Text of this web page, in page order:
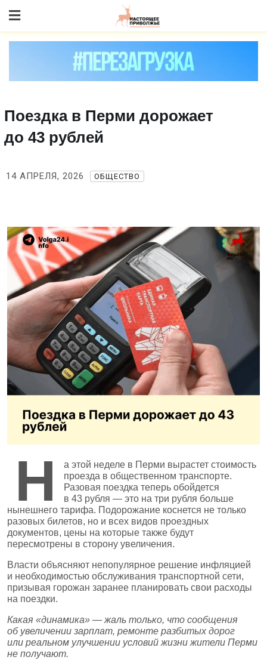
to content
Поездка в Перми дорожает
до 43 рублей
14 АПРЕЛЯ, 2026 ОБЩЕСТВО
Н
а этой неделе в Перми вырастет стоимость
проезда в общественном транспорте.
Разовая поездка теперь обойдется
в 43 рубля — это на три рубля больше
нынешнего тарифа. Подорожание коснется не только
разовых билетов, но и всех видов проездных
документов, цены на которые также будут
пересмотрены в сторону увеличения.
Власти объясняют непопулярное решение инфляцией
и необходимостью обслуживания транспортной сети,
призывая горожан заранее планировать свои расходы
на поездки.
Какая «динамика» — жаль только, что сообщения
об увеличении зарплат, ремонте разбитых дорог
или реальном улучшении условий жизни жители Перми
не получают.